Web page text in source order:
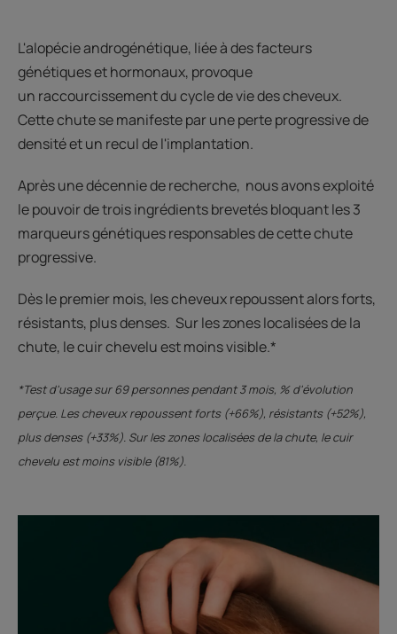
L'alopécie androgénétique, liée à des facteurs
génétiques et hormonaux, provoque
un raccourcissement du cycle de vie des cheveux.
Cette chute se manifeste par une perte progressive de
densité et un recul de l'implantation.
Après une décennie de recherche, nous avons exploité
le pouvoir de trois ingrédients brevetés bloquant les 3
marqueurs génétiques responsables de cette chute
progressive.
Dès le premier mois, les cheveux repoussent alors forts,
résistants, plus denses. Sur les zones localisées de la
chute, le cuir chevelu est moins visible.*
*Test d'usage sur 69 personnes pendant 3 mois, % d'évolution
perçue. Les cheveux repoussent forts (+66%), résistants (+52%),
plus denses (+33%). Sur les zones localisées de la chute, le cuir
chevelu est moins visible (81%).